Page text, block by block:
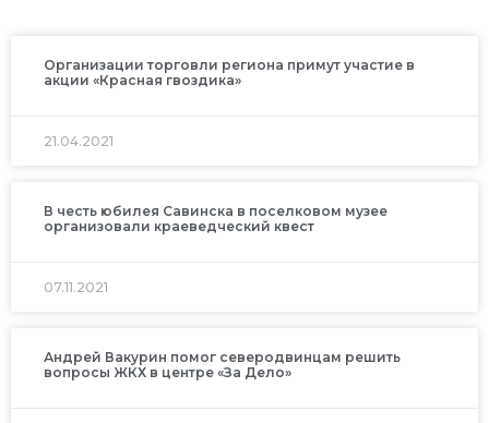
Организации торговли региона примут участие в
акции «Красная гвоздика»
21.04.2021
В честь юбилея Савинска в поселковом музее
организовали краеведческий квест
07.11.2021
Андрей Вакурин помог северодвинцам решить
вопросы ЖКХ в центре «За Дело»